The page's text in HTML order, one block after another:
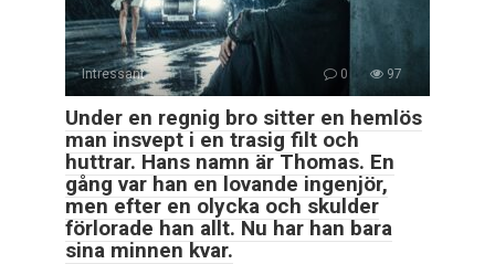
Intressant 0 97
Under en regnig bro sitter en hemlös
man insvept i en trasig filt och
huttrar. Hans namn är Thomas. En
gång var han en lovande ingenjör,
men efter en olycka och skulder
förlorade han allt. Nu har han bara
sina minnen kvar.